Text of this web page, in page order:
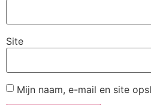
Site
Mijn naam, e-mail en site